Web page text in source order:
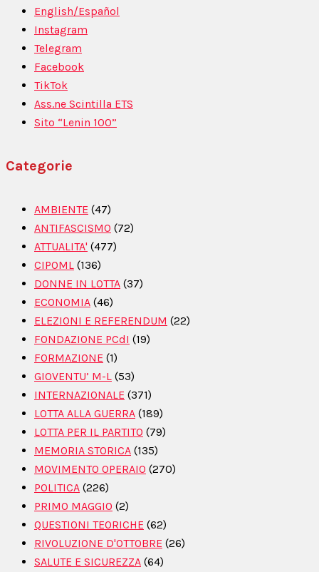
English/Español
Instagram
Telegram
Facebook
TikTok
Ass.ne Scintilla ETS
Sito “Lenin 100”
Categorie
AMBIENTE (47)
ANTIFASCISMO (72)
ATTUALITA' (477)
CIPOML (136)
DONNE IN LOTTA (37)
ECONOMIA (46)
ELEZIONI E REFERENDUM (22)
FONDAZIONE PCdI (19)
FORMAZIONE (1)
GIOVENTU’ M-L (53)
INTERNAZIONALE (371)
LOTTA ALLA GUERRA (189)
LOTTA PER IL PARTITO (79)
MEMORIA STORICA (135)
MOVIMENTO OPERAIO (270)
POLITICA (226)
PRIMO MAGGIO (2)
QUESTIONI TEORICHE (62)
RIVOLUZIONE D'OTTOBRE (26)
SALUTE E SICUREZZA (64)